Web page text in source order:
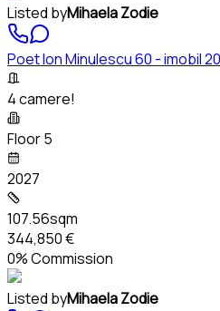
Listed byMihaela Zodie
Poet Ion Minulescu 60 - imobil
4 camere!
Floor 5
2027
107.56sqm
344,850 €
0% Commission
Listed byMihaela Zodie